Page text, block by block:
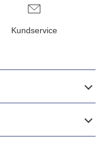
Kundservice